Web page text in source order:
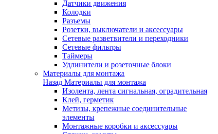
Датчики движения
Колодки
Разъемы
Розетки, выключатели и аксессуары
Сетевые разветвители и переходники
Сетевые фильтры
Таймеры
Удлинители и розеточные блоки
Материалы для монтажа
Назад Материалы для монтажа
Изолента, лента сигнальная, оградительная
Клей, герметик
Метизы, крепежные соединительные
элементы
Монтажные коробки и аксессуары